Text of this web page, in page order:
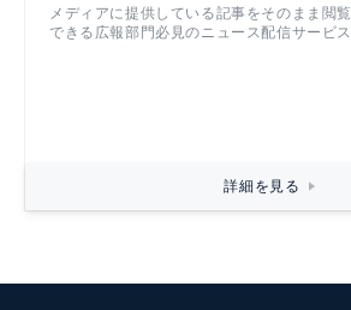
メディアに提供している記事をそのまま閲覧
できる広報部門必見のニュース配信サービス
詳細を見る